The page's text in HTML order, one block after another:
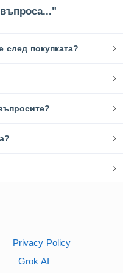
след покупката?
Privacy Policy
Grok AI